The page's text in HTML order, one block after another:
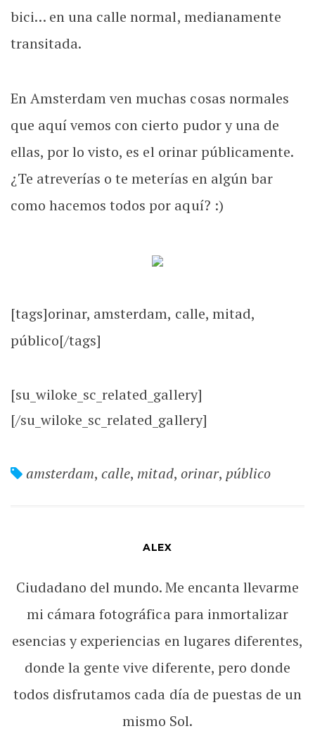
bici… en una calle normal, medianamente
transitada.
En Amsterdam ven muchas cosas normales
que aquí vemos con cierto pudor y una de
ellas, por lo visto, es el orinar públicamente.
¿Te atreverías o te meterías en algún bar
como hacemos todos por aquí? :)
[tags]orinar, amsterdam, calle, mitad,
público[/tags]
[su_wiloke_sc_related_gallery]
[/su_wiloke_sc_related_gallery]
amsterdam,calle, mitad, orinar, público
ALEX
Ciudadano del mundo. Me encanta llevarme
mi cámara fotográfica para inmortalizar
esencias y experiencias en lugares diferentes,
donde la gente vive diferente, pero donde
todos disfrutamos cada día de puestas de un
mismo Sol.